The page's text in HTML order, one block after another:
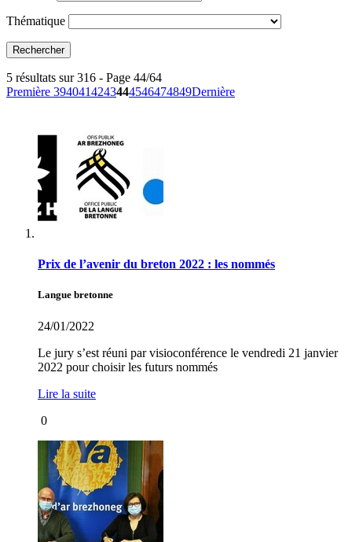
Thématique
5 résultats sur 316 - Page 44/64
Première 3940414243444546474849Dernière
Prix de l’avenir du breton 2022 : les nommés
Langue bretonne
24/01/2022
Le jury s’est réuni par visioconférence le vendredi 21 janvier
2022 pour choisir les futurs nommés
Lire la suite
0